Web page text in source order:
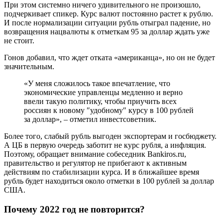
При этом системно ничего удивительного не произошло,
подчеркивает спикер. Курс валют постоянно растет к рублю.
И после нормализации ситуации рубль отыграл падение, но
возвращения нацвалюты к отметкам 95 за доллар ждать уже
не стоит.
Гонов добавил, что ждет отката «американца», но он не будет
значительным.
«У меня сложилось такое впечатление, что
экономические управленцы медленно и верно
ввели такую политику, чтобы приучить всех
россиян к новому ″удобному″ курсу в 100 рублей
за доллар», – отметил инвестсоветник.
Более того, слабый рубль выгоден экспортерам и госбюджету.
А ЦБ в первую очередь заботит не курс рубля, а инфляция.
Поэтому, обращает внимание собеседник Bankiros.ru,
правительство и регулятор не прибегают к активным
действиям по стабилизации курса. И в ближайшее время
рубль будет находиться около отметки в 100 рублей за доллар
США.
Почему 2022 год не повторится?